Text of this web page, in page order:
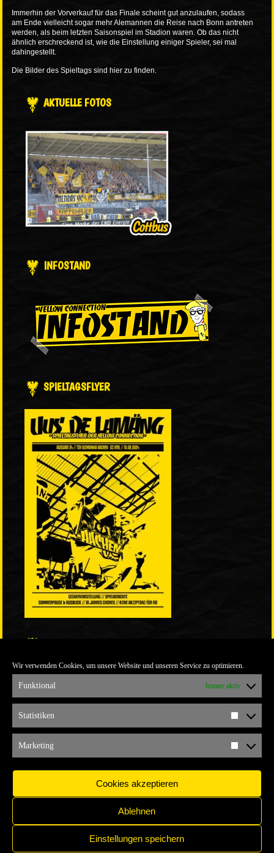
Wir verwenden Cookies, um unsere Website und unseren Service zu optimieren.
Funktional Immer aktiv
Statistiken
Marketing
Cookies akzeptieren
Ablehnen
Einstellungen speichern
Immerhin der Vorverkauf für das Finale scheint gut anzulaufen, sodass
am Ende vielleicht sogar mehr Alemannen die Reise nach Bonn antreten
werden, als beim letzten Saisonspiel im Stadion waren. Ob das nicht
ähnlich erschreckend ist, wie die Einstellung einiger Spieler, sei mal
dahingestellt.
Die Bilder des Spieltags sind hier zu finden.
AKTUELLE FOTOS
INFOSTAND
SPIELTAGSFLYER
ULTRABLOG DER YELLOW CONNECTION
ALEMANNIA VERKAUFT MAN NICHT
ARCHIV
ARCHIV
IMPRESSUM